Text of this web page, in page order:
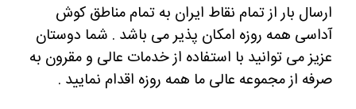
ارسال بار از تمام نقاط ایران به تمام مناطق کوش
آداسی همه روزه امکان پذیر می باشد . شما دوستان
عزیز می توانید با استفاده از خدمات عالی و مقرون به
صرفه از مجموعه عالی ما همه روزه اقدام نمایید .